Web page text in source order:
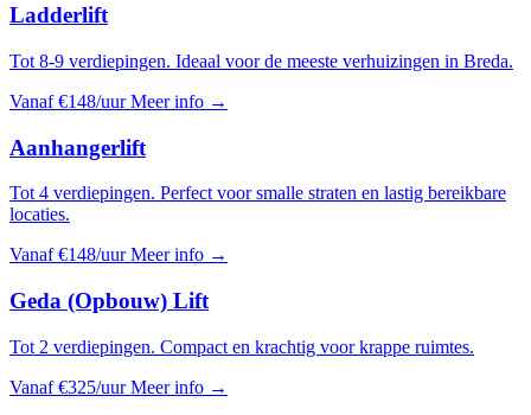
Ladderlift
Tot 8-9 verdiepingen. Ideaal voor de meeste verhuizingen in Breda.
Vanaf €148/uur Meer info →
Aanhangerlift
Tot 4 verdiepingen. Perfect voor smalle straten en lastig bereikbare
locaties.
Vanaf €148/uur Meer info →
Geda (Opbouw) Lift
Tot 2 verdiepingen. Compact en krachtig voor krappe ruimtes.
Vanaf €325/uur Meer info →